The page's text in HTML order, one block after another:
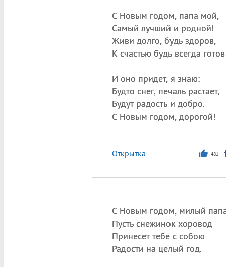
С Новым годом, папа мой,
Самый лучший и родной!
Живи долго, будь здоров,
К счастью будь всегда
И оно придет, я знаю:
Будто снег, печаль растает,
Будут радость и добро.
С Новым годом, дорогой!
Открытка 481
С Новым годом, милый
Пусть снежинок хоровод
Принесет тебе с собою
Радости на целый год.